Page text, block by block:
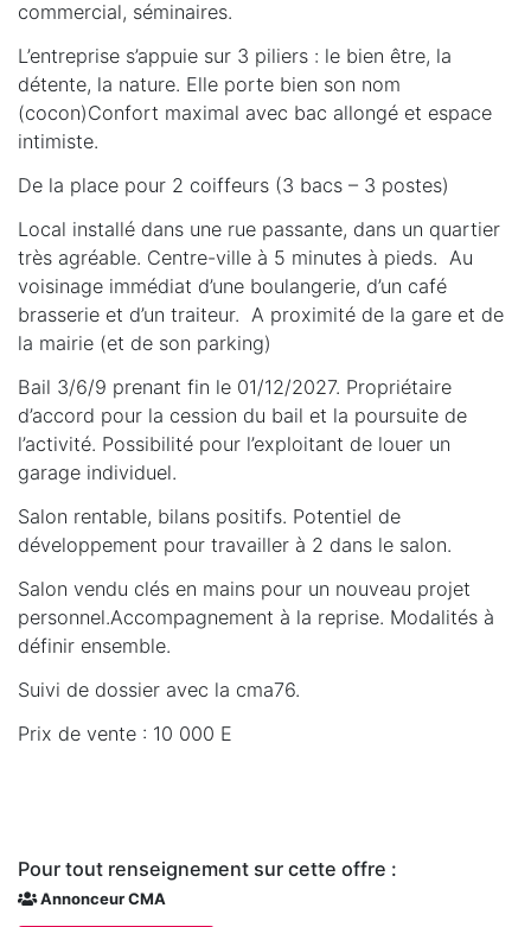
commercial, séminaires.
L’entreprise s’appuie sur 3 piliers : le bien être, la
détente, la nature. Elle porte bien son nom
(cocon)Confort maximal avec bac allongé et espace
intimiste.
De la place pour 2 coiffeurs (3 bacs – 3 postes)
Local installé dans une rue passante, dans un quartier
très agréable. Centre-ville à 5 minutes à pieds. Au
voisinage immédiat d’une boulangerie, d’un café
brasserie et d’un traiteur. A proximité de la gare et de
la mairie (et de son parking)
Bail 3/6/9 prenant fin le 01/12/2027. Propriétaire
d’accord pour la cession du bail et la poursuite de
l’activité. Possibilité pour l’exploitant de louer un
garage individuel.
Salon rentable, bilans positifs. Potentiel de
développement pour travailler à 2 dans le salon.
Salon vendu clés en mains pour un nouveau projet
personnel.Accompagnement à la reprise. Modalités à
définir ensemble.
Suivi de dossier avec la cma76.
Prix de vente : 10 000 E
Pour tout renseignement sur cette offre :
Annonceur CMA